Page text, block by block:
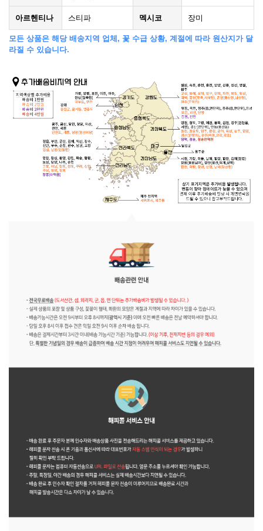
아르헨티나 스티파 멕시코 장미
모든 상품은 해당 배송지역 업체, 꽃 수급 상황, 계절에 따라 원산지가 달
라질 수 있습니다.